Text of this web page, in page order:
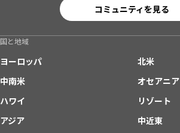
コミュニティを見る
国と地域
ヨーロッパ
北米
中南米
オセアニア
ハワイ
リゾート
アジア
中近東